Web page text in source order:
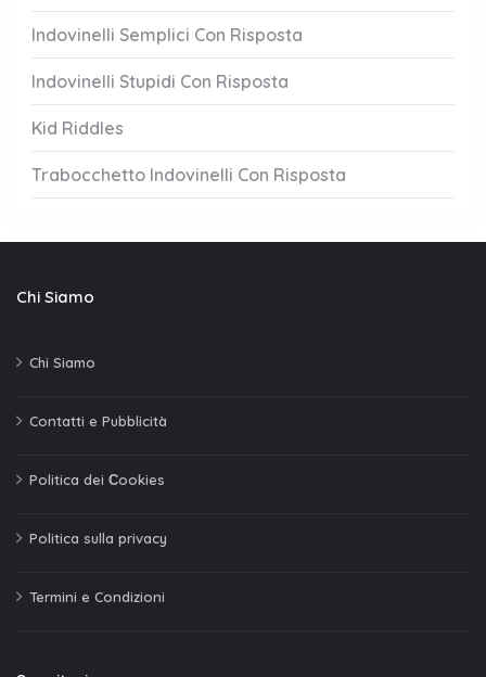
Indovinelli Semplici Con Risposta
Indovinelli Stupidi Con Risposta
Kid Riddles
Trabocchetto Indovinelli Con Risposta
Chi Siamo
Chi Siamo
Contatti e Pubblicità
Politica dei Сookies
Politica sulla privacy
Termini e Condizioni